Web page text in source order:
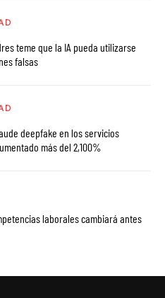
teme que la IA pueda utilizarse
falsas
deepfake en los servicios
más del 2,100%
laborales cambiará antes